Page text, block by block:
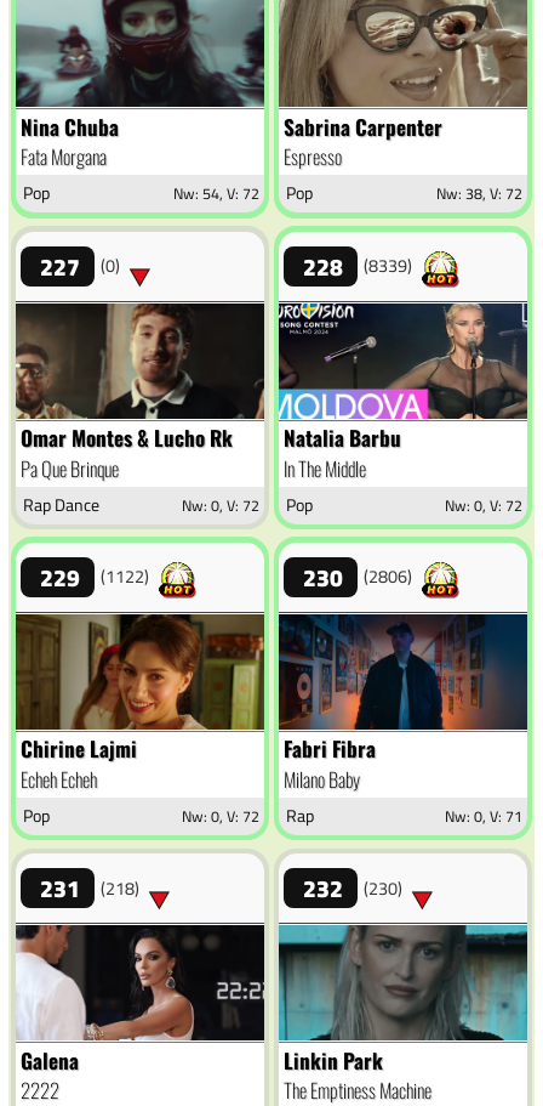
Nina Chuba
Fata Morgana
Pop Nw: 54, V: 72
Sabrina Carpenter
Espresso
Pop Nw: 38, V: 72
227 (0)
Omar Montes & Lucho Rk
Pa Que Brinque
Rap Dance Nw: 0, V: 72
228 (8339)
Natalia Barbu
In The Middle
Pop Nw: 0, V: 72
229 (1122)
Chirine Lajmi
Echeh Echeh
Pop Nw: 0, V: 72
230 (2806)
Fabri Fibra
Milano Baby
Rap Nw: 0, V: 71
231 (218)
Galena
2222
232 (230)
Linkin Park
The Emptiness Machine